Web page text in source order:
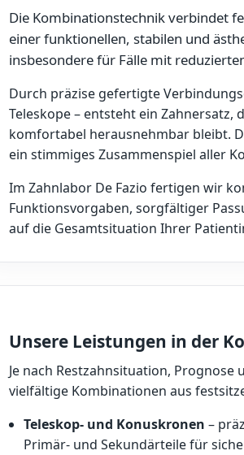
Die Kombinationstechnik verbindet
einer funktionellen, stabilen und
insbesondere für Fälle mit
Durch präzise gefertigte
Teleskope – entsteht ein
komfortabel herausnehmbar bleibt.
ein stimmiges Zusammenspiel aller
Im Zahnlabor De Fazio fertigen wir
Funktionsvorgaben, sorgfältiger
auf die Gesamtsituation Ihrer
Unsere Leistungen in der
Je nach Restzahnsituation,
vielfältige Kombinationen aus
Teleskop- und Konuskronen –
Primär- und Sekundärteile für